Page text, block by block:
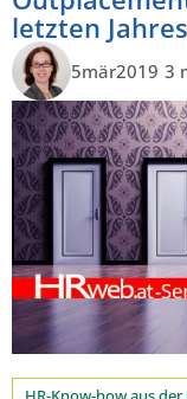
letzten
5mär2019 3